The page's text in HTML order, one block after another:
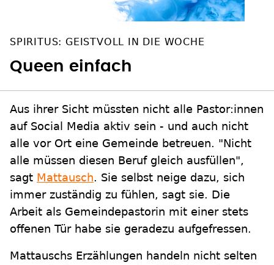
SPIRITUS: GEISTVOLL IN DIE WOCHE
Queen einfach
Aus ihrer Sicht müssten nicht alle Pastor:innen
auf Social Media aktiv sein - und auch nicht
alle vor Ort eine Gemeinde betreuen. "Nicht
alle müssen diesen Beruf gleich ausfüllen",
sagt Mattausch. Sie selbst neige dazu, sich
immer zuständig zu fühlen, sagt sie. Die
Arbeit als Gemeindepastorin mit einer stets
offenen Tür habe sie geradezu aufgefressen.
Mattauschs Erzählungen handeln nicht selten